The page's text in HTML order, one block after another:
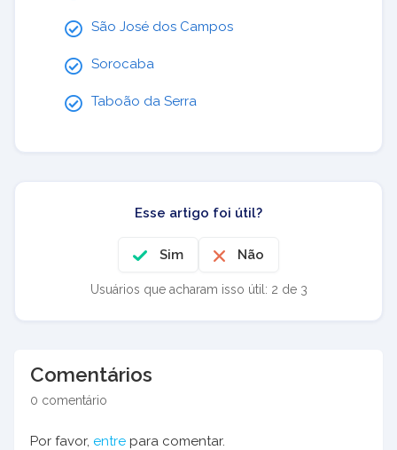
São José dos Campos
Sorocaba
Taboão da Serra
Esse artigo foi útil?
Sim Não
Usuários que acharam isso útil: 2 de 3
Comentários
0 comentário
Por favor, entre para comentar.